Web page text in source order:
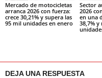
Mercado de motocicletas
arranca 2026 con fuerza:
crece 30,21% y supera las
95 mil unidades en enero
Sector
2026
en una
38,7% y
DEJA UNA RESPUESTA